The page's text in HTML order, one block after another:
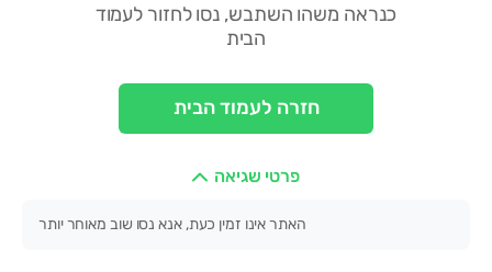
כנראה משהו השתבש, נסו לחזור לעמוד
הבית
חזרה לעמוד הבית
פרטי שגיאה
האתר אינו זמין כעת, אנא נסו שוב מאוחר יותר